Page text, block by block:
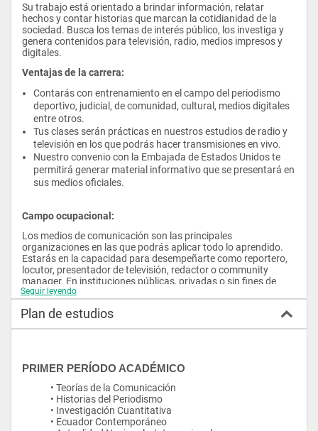
Su trabajo está orientado a brindar información, relatar
hechos y contar historias que marcan la cotidianidad de la
sociedad. Busca los temas de interés público, los investiga y
genera contenidos para televisión, radio, medios impresos y
digitales.
Ventajas de la carrera:
Contarás con entrenamiento en el campo del periodismo
deportivo, judicial, de comunidad, cultural, medios digitales
entre otros.
Tus clases serán prácticas en nuestros estudios de radio y
televisión en los que podrás hacer transmisiones en vivo.
Nuestro convenio con la Embajada de Estados Unidos te
permitirá generar material informativo que se presentará en
sus medios oficiales.
Campo ocupacional:
Los medios de comunicación son las principales
organizaciones en las que podrás aplicar todo lo aprendido.
Estarás en la capacidad para desempeñarte como reportero,
locutor, presentador de televisión, redactor o community
manager. En instituciones públicas, privadas o sin fines de
lucro tus conocimientos serán de vital importancia a la hora de
tus habilidades y destrezas te permitirán generar nuevos
productos comunicacionales cubriendo las necesidades de
Seguir leyendo
Plan de estudios
PRIMER PERÍODO ACADÉMICO
• Teorías de la Comunicación
• Historias del Periodismo
• Investigación Cuantitativa
• Ecuador Contemporáneo